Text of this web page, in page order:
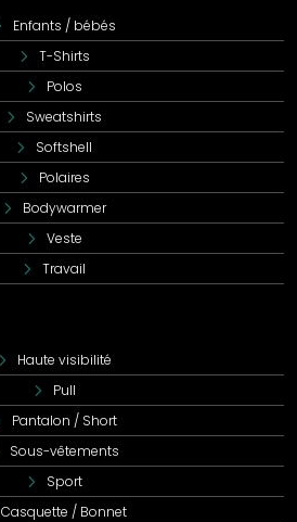
Enfants / bébés
T-Shirts
Polos
Sweatshirts
Softshell
Polaires
Bodywarmer
Veste
Travail
Haute visibilité
Pull
Pantalon / Short
Sous-vêtements
Sport
Casquette / Bonnet